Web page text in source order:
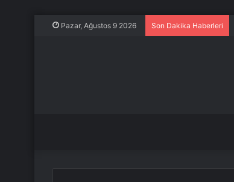
Pazar, Ağustos 9 2026 Son Dakika Haberleri